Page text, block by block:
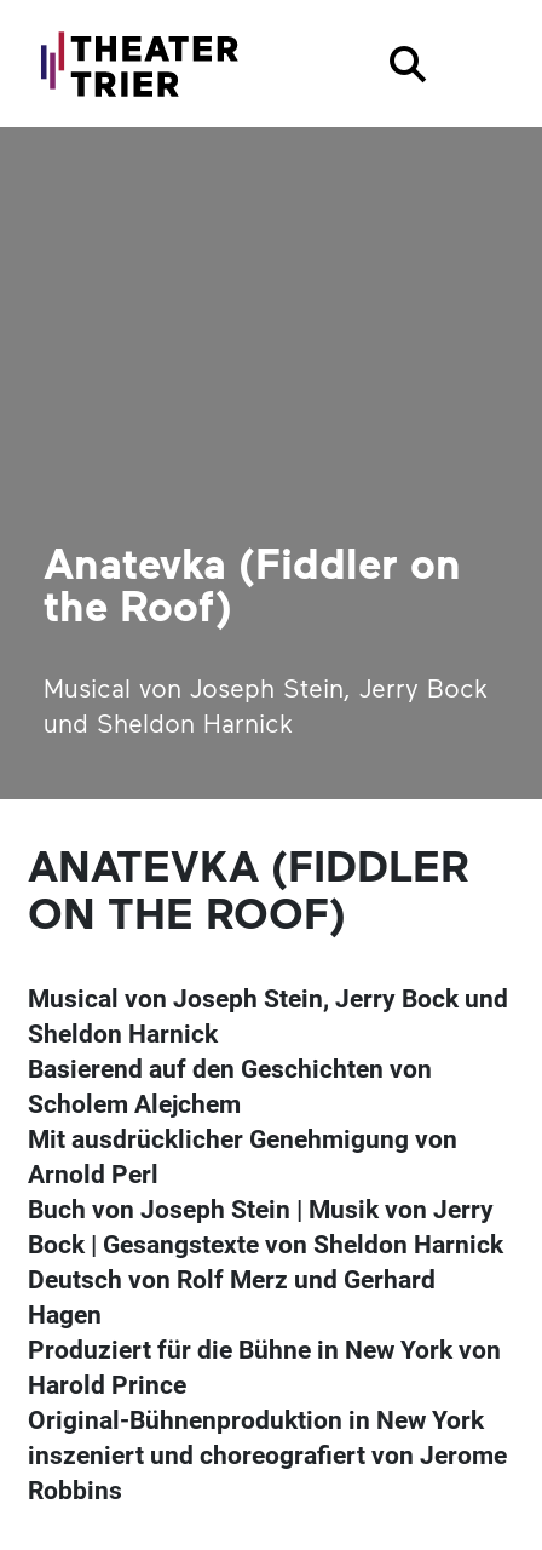
Anatevka (Fiddler on
the Roof)
Musical von Joseph Stein, Jerry Bock
und Sheldon Harnick
ANATEVKA (FIDDLER
ON THE ROOF)
Musical von Joseph Stein, Jerry Bock und
Sheldon Harnick
Basierend auf den Geschichten von
Scholem Alejchem
Mit ausdrücklicher Genehmigung von
Arnold Perl
Buch von Joseph Stein | Musik von Jerry
Bock | Gesangstexte von Sheldon Harnick
Deutsch von Rolf Merz und Gerhard
Hagen
Produziert für die Bühne in New York von
Harold Prince
Original-Bühnenproduktion in New York
inszeniert und choreografiert von Jerome
Robbins